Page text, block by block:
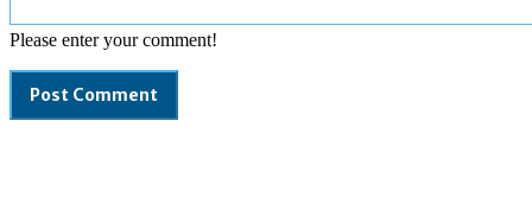
Please enter your comment!